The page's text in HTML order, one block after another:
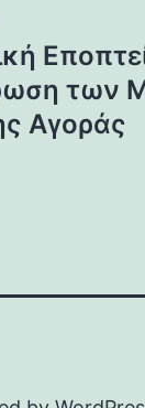
των
Αγοράς